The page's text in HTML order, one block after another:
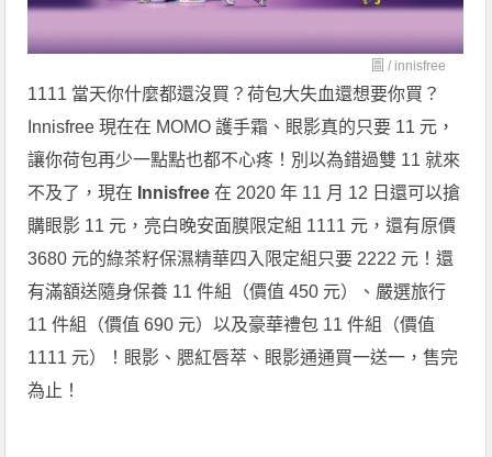
圖 / innisfree
1111 當天你什麼都還沒買？荷包大失血還想要你買？
Innisfree 現在在 MOMO 護手霜、眼影真的只要 11 元，
讓你荷包再少一點點也都不心疼！別以為錯過雙 11 就來
不及了，現在 Innisfree 在 2020 年 11 月 12 日還可以搶
購眼影 11 元，亮白晚安面膜限定組 1111 元，還有原價
3680 元的綠茶籽保濕精華四入限定組只要 2222 元！還
有滿額送隨身保養 11 件組（價值 450 元）、嚴選旅行
11 件組（價值 690 元）以及豪華禮包 11 件組（價值
1111 元）！眼影、腮紅唇萃、眼影通通買一送一，售完
為止！